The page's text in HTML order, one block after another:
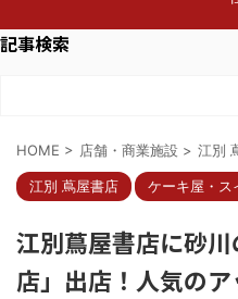
記事検索
HOME > 店舗・商業施設 > 江別
江別 蔦屋書店 ケーキ屋・ス
江別蔦屋書店に砂
店」出店！人気の